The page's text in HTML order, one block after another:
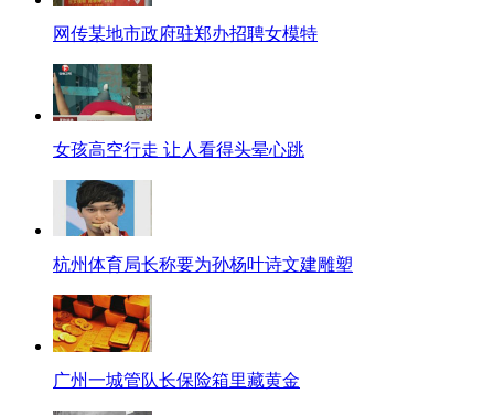
网传某地市政府驻郑办招聘女模特
女孩高空行走 让人看得头晕心跳
杭州体育局长称要为孙杨叶诗文建雕塑
广州一城管队长保险箱里藏黄金